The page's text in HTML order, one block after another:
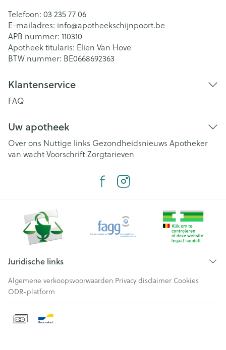
Telefoon: 03 235 77 06
E-mailadres: info@apotheekschijnpoort.be
APB nummer: 110310
Apotheek titularis: Elien Van Hove
BTW nummer: BE0668692363
Klantenservice
FAQ
Uw apotheek
Over ons Nuttige links Gezondheidsnieuws Apotheker
van wachtVoorschriftZorgtarieven
Juridische links
Algemene verkoopsvoorwaarden Privacy disclaimer Cookies
ODR-platform